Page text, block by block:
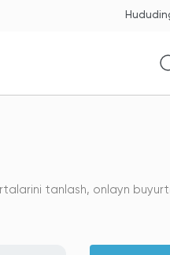
tanlash, onlayn